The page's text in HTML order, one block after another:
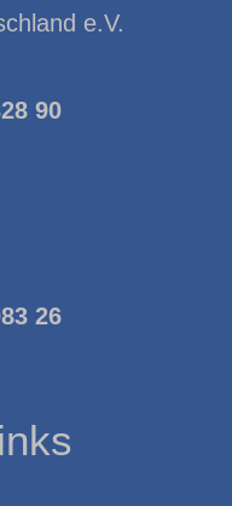
e.V.
90
26